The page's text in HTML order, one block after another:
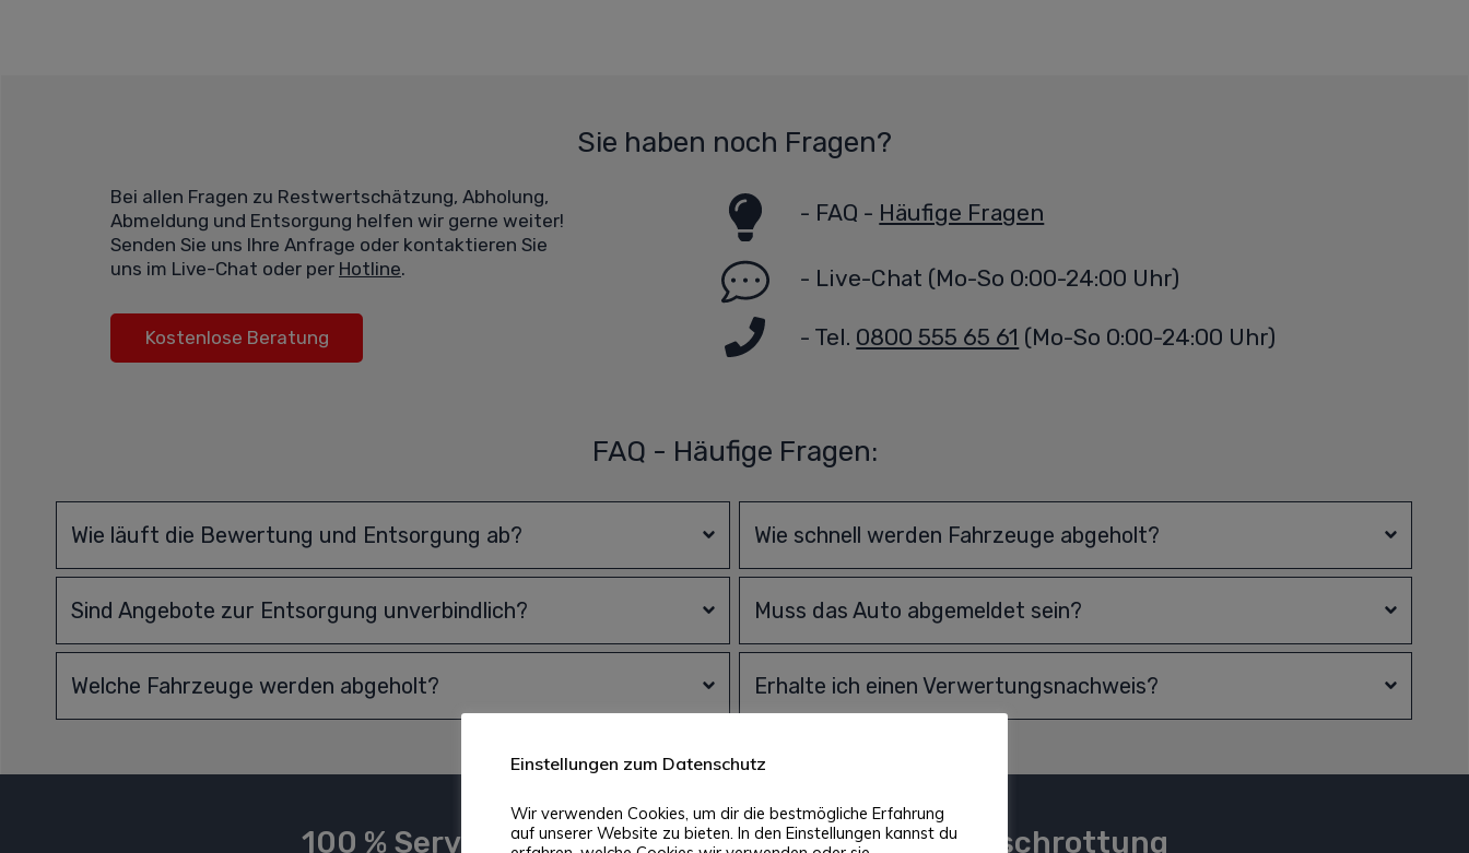
Sie haben noch Fragen?
Bei allen Fragen zu Restwertschätzung, Abholung,
Abmeldung und Entsorgung helfen wir gerne weiter!
Senden Sie uns Ihre Anfrage oder kontaktieren Sie
uns im Live-Chat oder per Hotline.
Kostenlose Beratung
- FAQ - Häufige Fragen
- Live-Chat (Mo-So 0:00-24:00 Uhr)
- Tel. 0800 555 65 61 (Mo-So 0:00-24:00 Uhr)
FAQ - Häufige Fragen:
Wie läuft die Bewertung und Entsorgung ab?
Sind Angebote zur Entsorgung unverbindlich?
Welche Fahrzeuge werden abgeholt?
Wie schnell werden Fahrzeuge abgeholt?
Muss das Auto abgemeldet sein?
Erhalte ich einen Verwertungsnachweis?
100 % Service :Fahzeugbewertung und Autoverschrottung
Einstellungen zum Datenschutz
Wir verwenden Cookies, um dir die bestmögliche Erfahrung
auf unserer Website zu bieten. In den Einstellungen kannst du